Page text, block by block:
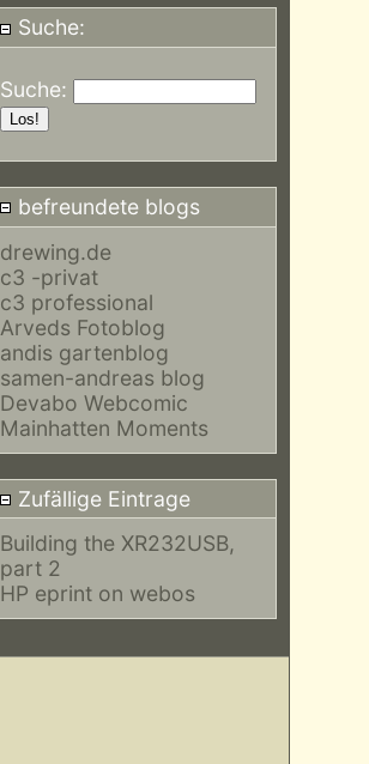
Suche:
Suche:
befreundete blogs
drewing.de
c3 -privat
c3 professional
Arveds Fotoblog
andis gartenblog
samen-andreas blog
Devabo Webcomic
Mainhatten Moments
Zufällige Eintrage
Building the XR232USB,
part 2
HP eprint on webos